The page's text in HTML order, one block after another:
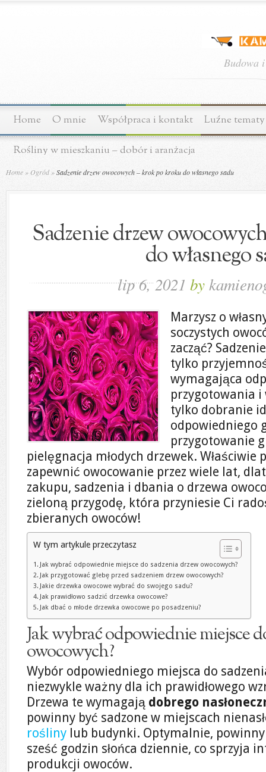
Budowa
Home O mnie Współpraca i kontakt Luźne tematy
Rośliny w mieszkaniu – dobór i aranżacja
Home » Ogród »Sadzenie drzew owocowych – krok po kroku do własnego sadu
Sadzenie drzew
do własnego
lip 6, 2021 by
Marzysz o
soczystych
zacząć?
tylko
wymagająca
przygotowania i
tylko dobranie
odpowiedniego
przygotowanie
pielęgnacja młodych drzewek.
zapewnić owocowanie przez wiele lat,
zakupu, sadzenia i dbania o drzewa
zieloną przygodę, która przyniesie Ci
zbieranych owoców!
W tym artykule przeczytasz
Jak wybrać odpowiednie miejsce do sadzenia drzew owocowych?
Jak przygotować glebę przed sadzeniem drzew owocowych?
Jakie drzewka owocowe wybrać do swojego sadu?
Jak prawidłowo sadzić drzewka owocowe?
Jak dbać o młode drzewka owocowe po posadzeniu?
Jak wybrać odpowiednie miejsce
owocowych?
Wybór odpowiedniego miejsca do
niezwykle ważny dla ich prawidłowego
Drzewa te wymagają dobrego
powinny być sadzone w miejscach
rośliny lub budynki. Optymalnie,
sześć godzin słońca dziennie, co sprzyja
produkcji owoców.